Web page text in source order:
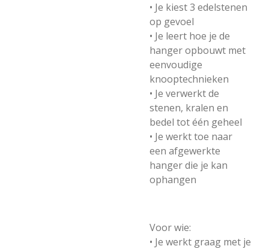
• Je kiest 3 edelstenen
op gevoel
• Je leert hoe je de
hanger opbouwt met
eenvoudige
knooptechnieken
• Je verwerkt de
stenen, kralen en
bedel tot één geheel
• Je werkt toe naar
een afgewerkte
hanger die je kan
ophangen
Voor wie:
• Je werkt graag met je